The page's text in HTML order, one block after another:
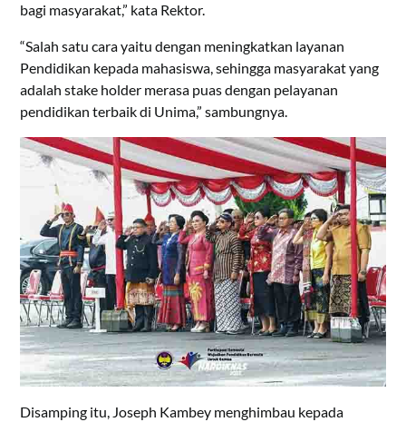
bagi masyarakat,” kata Rektor.
“Salah satu cara yaitu dengan meningkatkan layanan
Pendidikan kepada mahasiswa, sehingga masyarakat yang
adalah stake holder merasa puas dengan pelayanan
pendidikan terbaik di Unima,” sambungnya.
Disamping itu, Joseph Kambey menghimbau kepada